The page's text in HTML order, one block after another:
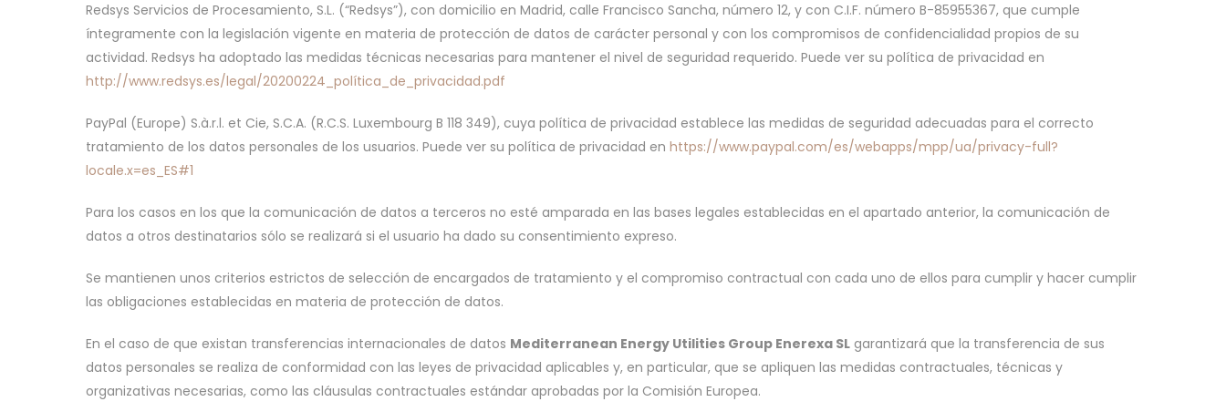
Redsys Servicios de Procesamiento, S.L. (“Redsys”), con domicilio en Madrid, calle Francisco Sancha, número 12, y con C.I.F. número B-85955367, que cumple
íntegramente con la legislación vigente en materia de protección de datos de carácter personal y con los compromisos de confidencialidad propios de su
actividad. Redsys ha adoptado las medidas técnicas necesarias para mantener el nivel de seguridad requerido. Puede ver su política de privacidad en
http://www.redsys.es/legal/20200224_política_de_privacidad.pdf
PayPal (Europe) S.à.r.l. et Cie, S.C.A. (R.C.S. Luxembourg B 118 349), cuya política de privacidad establece las medidas de seguridad adecuadas para el correcto
tratamiento de los datos personales de los usuarios. Puede ver su política de privacidad enhttps://www.paypal.com/es/webapps/mpp/ua/privacy-full?
locale.x=es_ES#1
Para los casos en los que la comunicación de datos a terceros no esté amparada en las bases legales establecidas en el apartado anterior, la comunicación de
datos a otros destinatarios sólo se realizará si el usuario ha dado su consentimiento expreso.
Se mantienen unos criterios estrictos de selección de encargados de tratamiento y el compromiso contractual con cada uno de ellos para cumplir y hacer cumplir
las obligaciones establecidas en materia de protección de datos.
En el caso de que existan transferencias internacionales de datos Mediterranean Energy Utilities Group Enerexa SL garantizará que la transferencia de sus
datos personales se realiza de conformidad con las leyes de privacidad aplicables y, en particular, que se apliquen las medidas contractuales, técnicas y
organizativas necesarias, como las cláusulas contractuales estándar aprobadas por la Comisión Europea.